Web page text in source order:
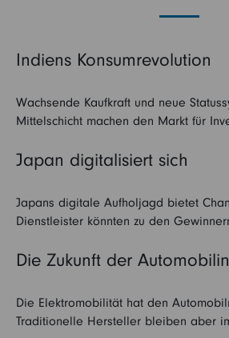
Indiens Konsumrevolution
Wachsende Kaufkraft und neue
Mittelschicht machen den Markt für
Japan digitalisiert sich
Japans digitale Aufholjagd bietet
Dienstleister könnten zu den
Die Zukunft der
Die Elektromobilität hat den
Traditionelle Hersteller bleiben aber